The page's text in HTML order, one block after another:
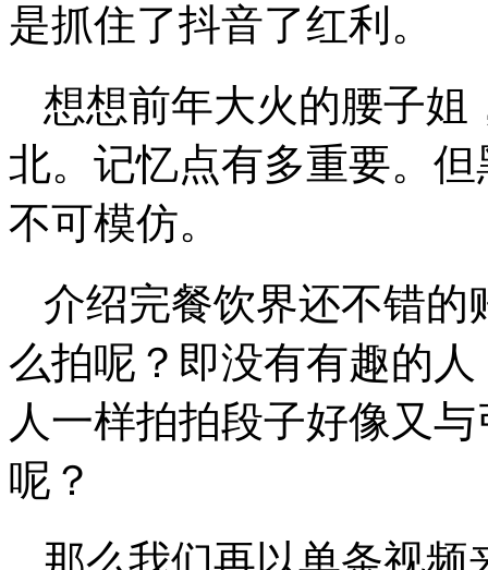
是抓住了抖音了红利。
想想前年大火的腰子姐
北。记忆点有多重要。
不可模仿。
介绍完餐饮界还不错的
么拍呢？即没有有趣的
人一样拍拍段子好像又
呢？